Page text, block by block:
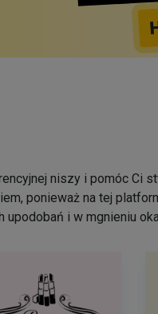
niszy i pomóc Ci
ponieważ na tej
upodobań i w mgnieniu